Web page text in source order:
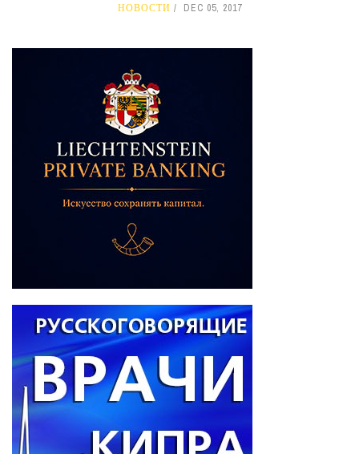
НОВОСТИ DEC 05, 2017